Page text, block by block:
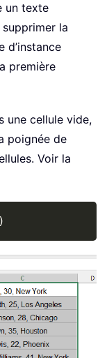
un texte
supprimer la
d’instance
première
une cellule vide,
poignée de
Voir la
)